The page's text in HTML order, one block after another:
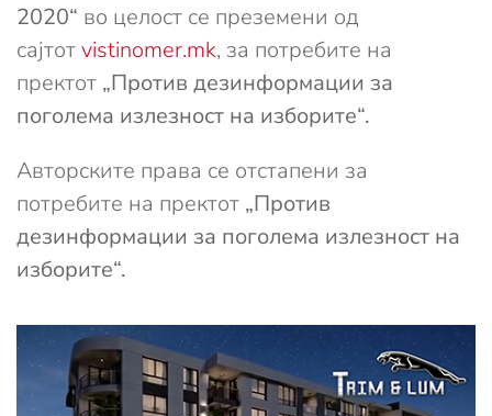
2020“ во целост се преземени од
сајтотvistinomer.mk, за потребите на
пректот „Против дезинформации за
поголема излезност на изборите“.
Авторските права се отстапени за
потребите на пректот „Против
дезинформации за поголема излезност на
изборите“.